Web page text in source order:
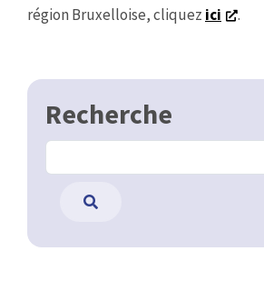
région Bruxelloise, cliquez ici .
Recherche